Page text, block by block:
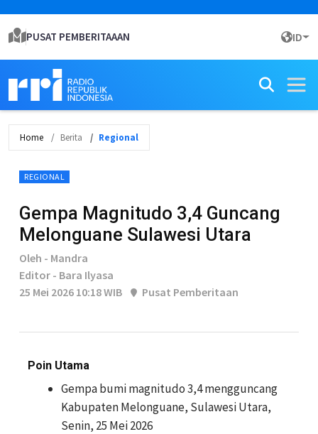
PUSAT PEMBERITAAAN ID
Home Berita Regional
REGIONAL
Gempa Magnitudo 3,4 Guncang
Melonguane Sulawesi Utara
Oleh - Mandra
Editor - Bara Ilyasa
25 Mei 2026 10:18 WIB
Pusat Pemberitaan
Poin Utama
Gempa bumi magnitudo 3,4 mengguncang
Kabupaten Melonguane, Sulawesi Utara,
Senin, 25 Mei 2026